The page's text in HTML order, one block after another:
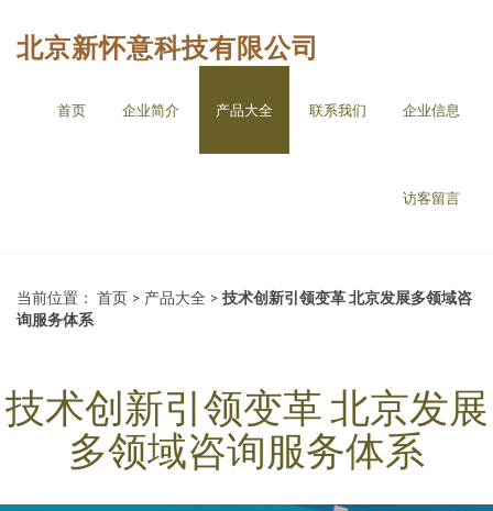
北京新怀意科技有限公司
首页 企业简介 产品大全 联系我们 企业信息
访客留言
当前位置： 首页 > 产品大全 > 技术创新引领变革 北京发展多领域咨
询服务体系
技术创新引领变革 北京发展
多领域咨询服务体系